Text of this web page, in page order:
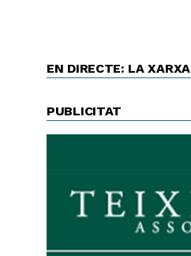
EN DIRECTE: LA XARXA
PUBLICITAT